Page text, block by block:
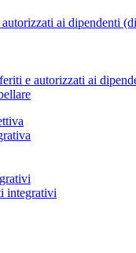
ai dipendenti
e autorizzati ai
integrativi